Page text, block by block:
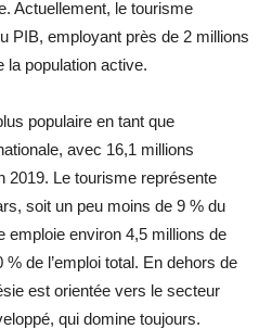
Actuellement, le tourisme
PIB, employant près de 2 millions
la population active.
populaire en tant que
avec 16,1 millions
2019. Le tourisme représente
soit un peu moins de 9 % du
emploie environ 4,5 millions de
de l’emploi total. En dehors de
est orientée vers le secteur
qui domine toujours.